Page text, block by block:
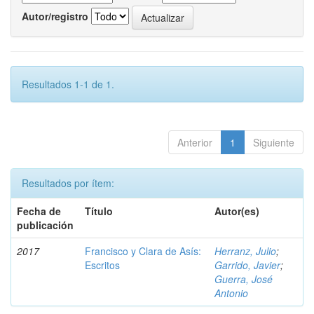
Autor/registro
Resultados 1-1 de 1.
Anterior 1 Siguiente
Resultados por ítem:
Fecha de
publicación
Título Autor(es)
2017
Francisco y Clara de Asís:
Escritos
Herranz, Julio;
Garrido, Javier;
Guerra, José
Antonio